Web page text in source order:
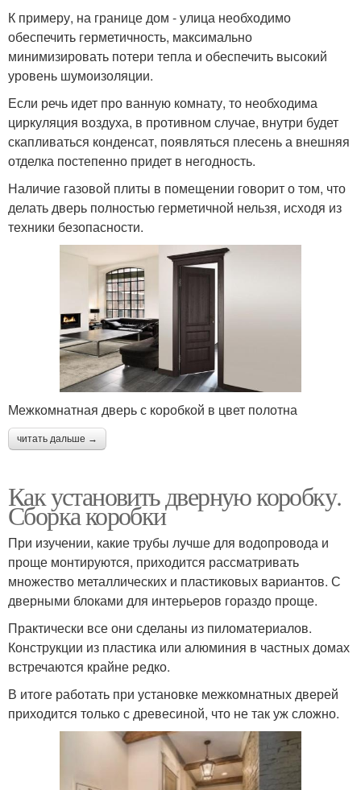
К примеру, на границе дом - улица необходимо
обеспечить герметичность, максимально
минимизировать потери тепла и обеспечить высокий
уровень шумоизоляции.
Если речь идет про ванную комнату, то необходима
циркуляция воздуха, в противном случае, внутри будет
скапливаться конденсат, появляться плесень а внешняя
отделка постепенно придет в негодность.
Наличие газовой плиты в помещении говорит о том, что
делать дверь полностью герметичной нельзя, исходя из
техники безопасности.
Межкомнатная дверь с коробкой в цвет полотна
читать дальше →
Как установить дверную коробку.
Сборка коробки
При изучении, какие трубы лучше для водопровода и
проще монтируются, приходится рассматривать
множество металлических и пластиковых вариантов. С
дверными блоками для интерьеров гораздо проще.
Практически все они сделаны из пиломатериалов.
Конструкции из пластика или алюминия в частных домах
встречаются крайне редко.
В итоге работать при установке межкомнатных дверей
приходится только с древесиной, что не так уж сложно.